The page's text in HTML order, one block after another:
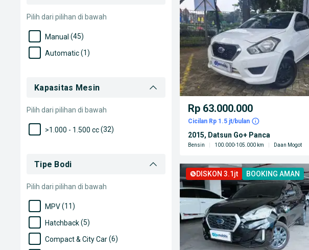
Pilih dari pilihan di bawah
Manual (45)
Automatic(1)
Kapasitas Mesin
Pilih dari pilihan di bawah
>1.000 - 1.500 cc(32)
Tipe Bodi
Pilih dari pilihan di bawah
MPV(11)
Hatchback(5)
Compact & City Car(6)
Rp 63.000.000
Cicilan Rp 1.5 jt/bulan
2015, Datsun Go+ Panca
Bensin 100.000-105.000 km Daan Mogot
DISKON 3.1jt BOOKING AMAN